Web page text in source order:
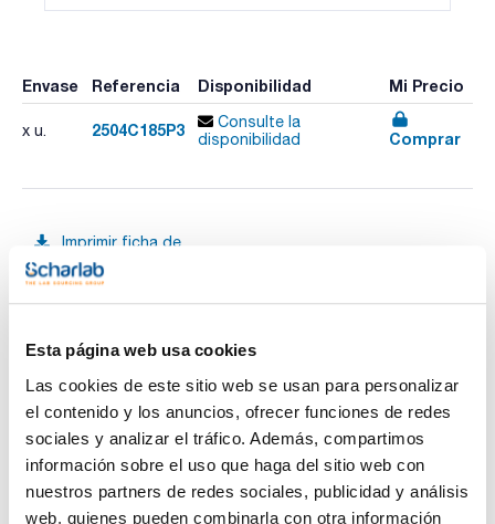
Esta página web usa cookies
Las cookies de este sitio web se usan para personalizar
el contenido y los anuncios, ofrecer funciones de redes
sociales y analizar el tráfico. Además, compartimos
información sobre el uso que haga del sitio web con
nuestros partners de redes sociales, publicidad y análisis
web, quienes pueden combinarla con otra información
Envase Referencia Disponibilidad Mi Precio
x u. 2504C185P3
Consulte la
disponibilidad
Comprar
Imprimir ficha de
producto
Características
Tamaño de partícula (μm) : 3
Diámetro interno (mm) : 4
Scharlab le ofrece las columnas originales ProntoSIL
fabricadas por BISCHOFF Chromatography. Se trata de una
sílica esférica ultrapura (99,999%).
Estrictos controles de fabricación garantizan una gran
constancia en: distribución de partícula y de poro, tamaño y
Ver más
Documentación técnica
TDS / Ficha técnica
COA